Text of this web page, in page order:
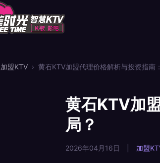
加盟KTV › 黄石KTV加盟代理价格解析与投资指南
黄石KTV加
局？
2026年04月16日 加盟